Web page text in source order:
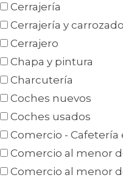
Cerrajería
Cerrajería y
Cerrajero
Chapa y pintura
Charcutería
Coches nuevos
Coches usados
Comercio - Cafetería
Comercio al menor
Comercio al menor